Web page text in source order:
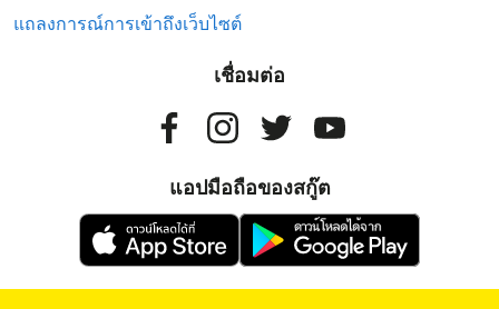
แถลงการณ์การเข้าถึงเว็บไซต์
เชื่อมต่อ
แอปมือถือของสกู๊ต